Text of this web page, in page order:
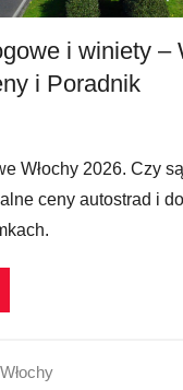
i winiety –
i Poradnik
Włochy 2026. Czy
ceny autostrad i
Włochy